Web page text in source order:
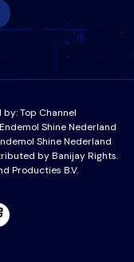
by:Top Channel
Shine Nederland
Shine Nederland
by Banijay Rights.
Producties B.V.